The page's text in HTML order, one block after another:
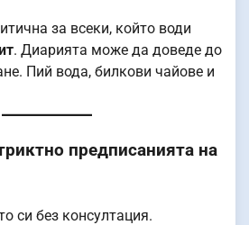
за всеки, който води
. Диарията може да доведе до
Пий вода, билкови чайове и
предписанията на
си без консултация.